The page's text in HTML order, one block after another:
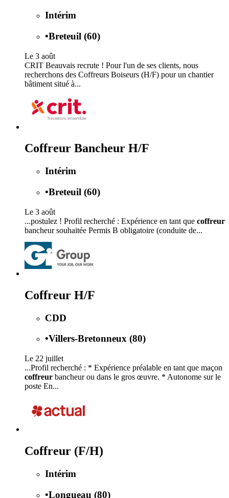
Intérim
•Breteuil (60)
Le 3 août
CRIT Beauvais recrute ! Pour l'un de ses clients, nous
recherchons des Coffreurs Boiseurs (H/F) pour un chantier
bâtiment situé à...
Coffreur Bancheur H/F
Intérim
•Breteuil (60)
Le 3 août
...postulez ! Profil recherché : Expérience en tant que coffreur
bancheur souhaitée Permis B obligatoire (conduite de...
Coffreur H/F
CDD
•Villers-Bretonneux (80)
Le 22 juillet
...Profil recherché : * Expérience préalable en tant que maçon
coffreur bancheur ou dans le gros œuvre. * Autonome sur le
poste En...
Coffreur (F/H)
Intérim
•Longueau (80)